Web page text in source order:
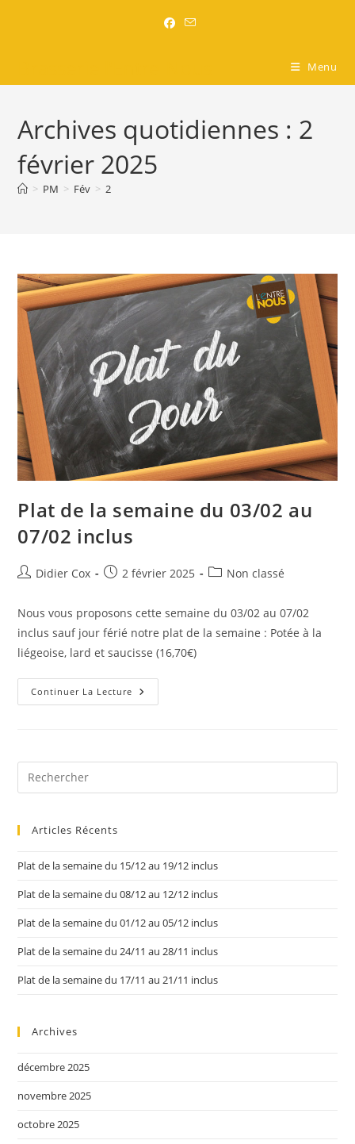
Menu
Archives quotidiennes : 2
février 2025
> PM > Fév > 2
Plat de la semaine du 03/02 au
07/02 inclus
Didier Cox 2 février 2025 Non classé
Nous vous proposons cette semaine du 03/02 au 07/02
inclus sauf jour férié notre plat de la semaine : Potée à la
liégeoise, lard et saucisse (16,70€)
Continuer La Lecture
Articles Récents
Plat de la semaine du 15/12 au 19/12 inclus
Plat de la semaine du 08/12 au 12/12 inclus
Plat de la semaine du 01/12 au 05/12 inclus
Plat de la semaine du 24/11 au 28/11 inclus
Plat de la semaine du 17/11 au 21/11 inclus
Archives
décembre 2025
novembre 2025
octobre 2025